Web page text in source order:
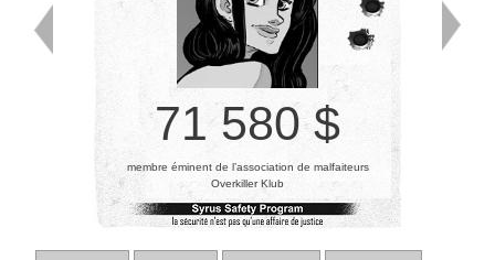
71 580 $
membre éminent de l’association de malfaiteurs
Overkiller Klub